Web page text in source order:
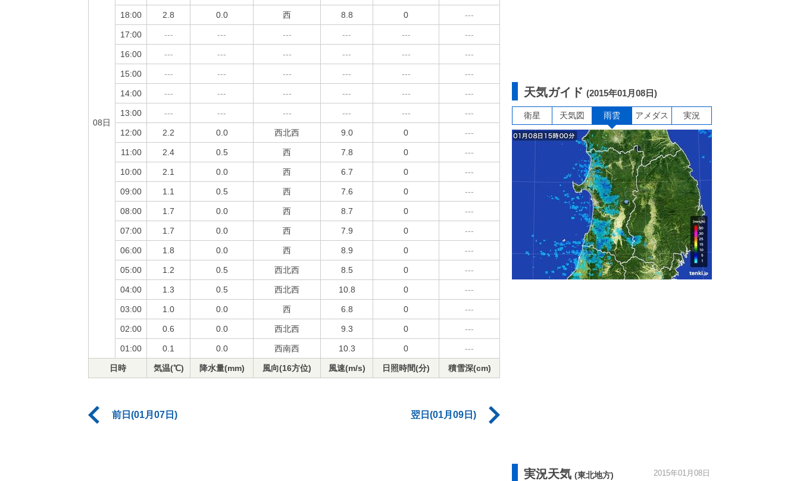
08日
18:00 2.8 0.0 西 8.8 0 ---
17:00 --- --- --- --- --- ---
16:00 --- --- --- --- --- ---
15:00 --- --- --- --- --- ---
14:00 --- --- --- --- --- ---
13:00 --- --- --- --- --- ---
12:00 2.2 0.0 西北西 9.0 0 ---
11:00 2.4 0.5 西 7.8 0 ---
10:00 2.1 0.0 西 6.7 0 ---
09:00 1.1 0.5 西 7.6 0 ---
08:00 1.7 0.0 西 8.7 0 ---
07:00 1.7 0.0 西 7.9 0 ---
06:00 1.8 0.0 西 8.9 0 ---
05:00 1.2 0.5 西北西 8.5 0 ---
04:00 1.3 0.5 西北西 10.8 0 ---
03:00 1.0 0.0 西 6.8 0 ---
02:00 0.6 0.0 西北西 9.3 0 ---
01:00 0.1 0.0 西南西 10.3 0 ---
日時 気温(℃) 降水量(mm) 風向(16方位) 風速(m/s) 日照時間(分) 積雪深(cm)
前日(01月07日) 翌日(01月09日)
天気ガイド (2015年01月08日)
衛星 天気図 雨雲 アメダス 実況
実況天気 (東北地方) 2015年01月08日